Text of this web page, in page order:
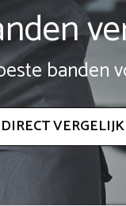
banden
DIRECT